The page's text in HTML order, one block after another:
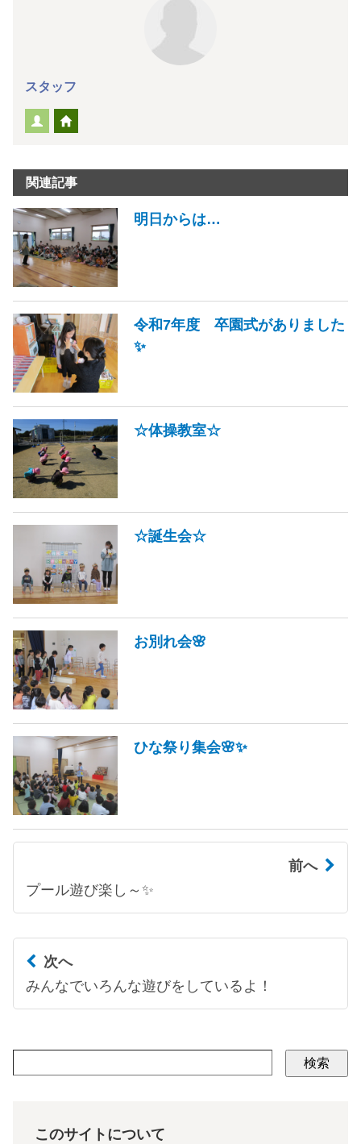
スタッフ
関連記事
明日からは…
令和7年度 卒園式がありました
✨
☆体操教室☆
☆誕生会☆
お別れ会🌸
ひな祭り集会🌸✨
前へ
プール遊び楽し～✨
次へ
みんなでいろんな遊びをしているよ！
検索
このサイトについて